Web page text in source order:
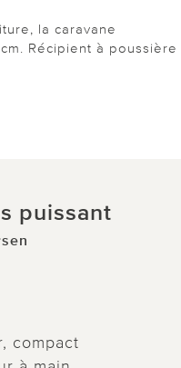
la caravane
Récipient à poussière
puissant
compact